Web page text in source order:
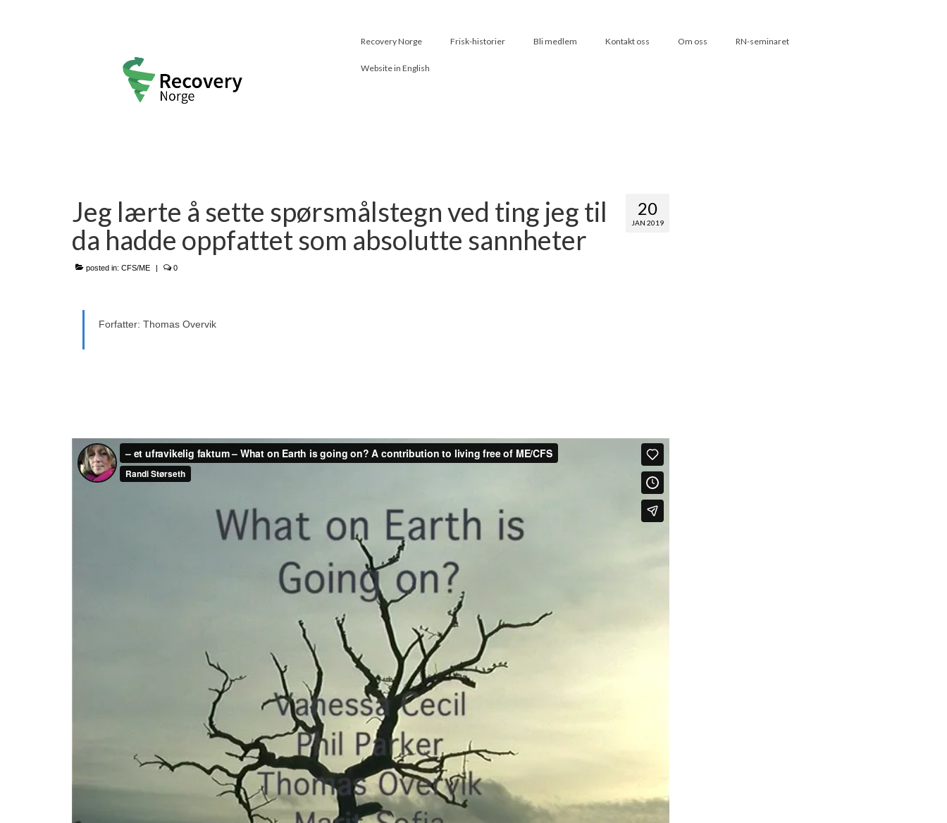
Recovery Norge Frisk-historier Bli medlem Kontakt oss Om oss RN-seminaret
Website in English
20
JAN 2019
Jeg lærte å sette spørsmålstegn ved ting jeg til
da hadde oppfattet som absolutte sannheter
posted in: CFS/ME 0
Forfatter: Thomas Overvik